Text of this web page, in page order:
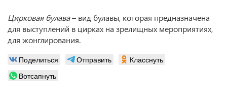
Цирковая булава– вид булавы, которая предназначена
для выступлений в цирках на зрелищных мероприятиях,
для жонглирования.
Поделиться Отправить
Класснуть
Вотсапнуть